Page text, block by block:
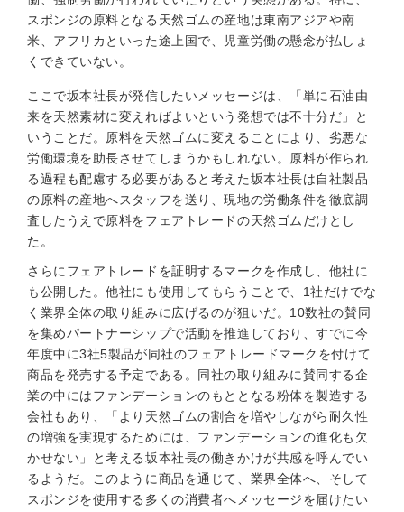
スポンジの原料となる天然ゴムの産地は東南アジアや南
米、アフリカといった途上国で、児童労働の懸念が払しょ
くできていない。
ここで坂本社長が発信したいメッセージは、「単に石油由
来を天然素材に変えればよいという発想では不十分だ」と
いうことだ。原料を天然ゴムに変えることにより、劣悪な
労働環境を助長させてしまうかもしれない。原料が作られ
る過程も配慮する必要があると考えた坂本社長は自社製品
の原料の産地へスタッフを送り、現地の労働条件を徹底調
査したうえで原料をフェアトレードの天然ゴムだけとし
た。
さらにフェアトレードを証明するマークを作成し、他社に
も公開した。他社にも使用してもらうことで、1社だけでな
く業界全体の取り組みに広げるのが狙いだ。10数社の賛同
を集めパートナーシップで活動を推進しており、すでに今
年度中に3社5製品が同社のフェアトレードマークを付けて
商品を発売する予定である。同社の取り組みに賛同する企
業の中にはファンデーションのもととなる粉体を製造する
会社もあり、「より天然ゴムの割合を増やしながら耐久性
の増強を実現するためには、ファンデーションの進化も欠
かせない」と考える坂本社長の働きかけが共感を呼んでい
るようだ。このように商品を通じて、業界全体へ、そして
スポンジを使用する多くの消費者へメッセージを届けたい